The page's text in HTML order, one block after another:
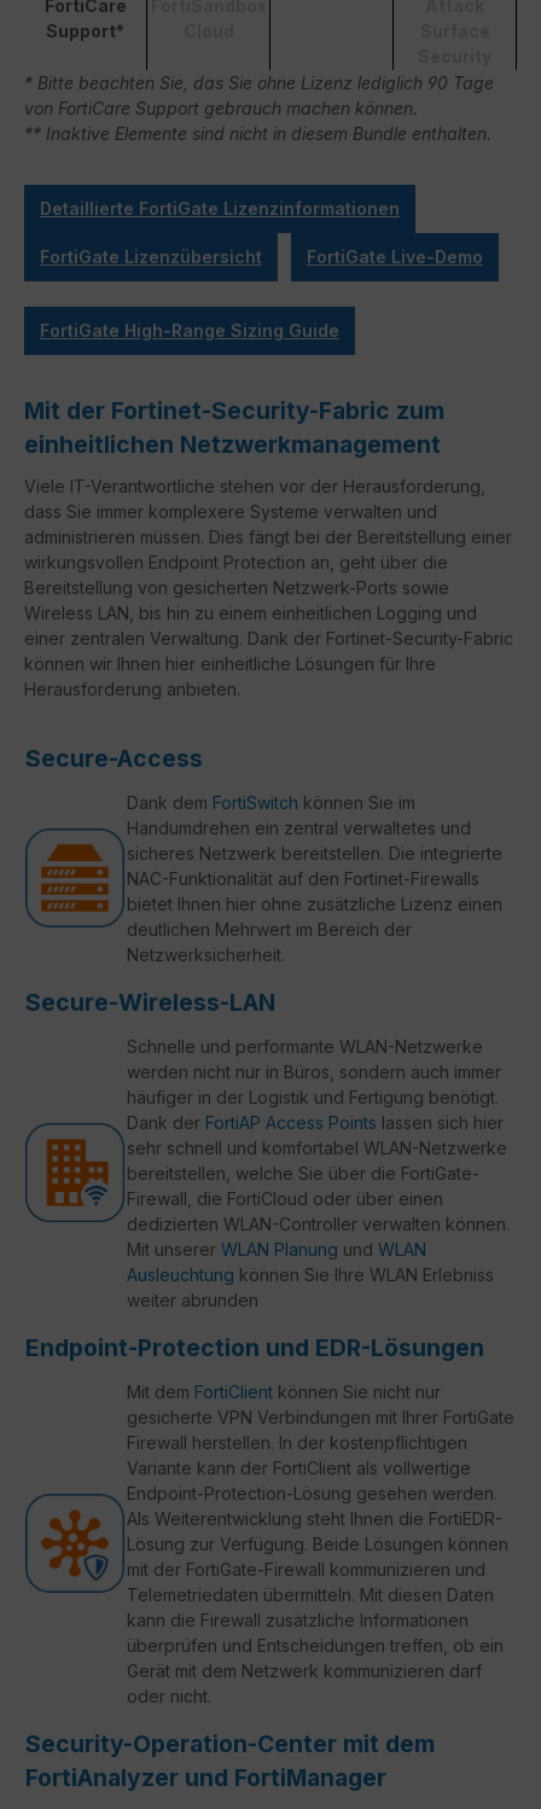
FortiCare
Support*
* Bitte beachten Sie, das Sie ohne Lizenz lediglich 90 Tage
von FortiCare Support gebrauch machen können.
** Inaktive Elemente sind nicht in diesem Bundle enthalten.
Detaillierte FortiGate Lizenzinformationen
FortiGate Lizenzübersicht FortiGate Live-Demo
FortiGate High-Range Sizing Guide
Mit der Fortinet-Security-Fabric zum
einheitlichen Netzwerkmanagement
Viele IT-Verantwortliche stehen vor der Herausforderung,
dass Sie immer komplexere Systeme verwalten und
administrieren müssen. Dies fängt bei der Bereitstellung einer
wirkungsvollen Endpoint Protection an, geht über die
Bereitstellung von gesicherten Netzwerk-Ports sowie
Wireless LAN, bis hin zu einem einheitlichen Logging und
einer zentralen Verwaltung. Dank der Fortinet-Security-Fabric
können wir Ihnen hier einheitliche Lösungen für Ihre
Herausforderung anbieten.
Secure-Access
Dank dem FortiSwitch können Sie im
Handumdrehen ein zentral verwaltetes und
sicheres Netzwerk bereitstellen. Die integrierte
NAC-Funktionalität auf den Fortinet-Firewalls
bietet Ihnen hier ohne zusätzliche Lizenz einen
deutlichen Mehrwert im Bereich der
Netzwerksicherheit.
Secure-Wireless-LAN
Schnelle und performante WLAN-Netzwerke
werden nicht nur in Büros, sondern auch immer
häufiger in der Logistik und Fertigung benötigt.
Dank der FortiAP Access Points lassen sich hier
sehr schnell und komfortabel WLAN-Netzwerke
bereitstellen, welche Sie über die FortiGate-
Firewall, die FortiCloud oder über einen
dedizierten WLAN-Controller verwalten können.
Mit unserer WLAN Planung und WLAN
Ausleuchtung können Sie Ihre WLAN Erlebniss
weiter abrunden
Endpoint-Protection und EDR-Lösungen
Mit dem FortiClient können Sie nicht nur
gesicherte VPN Verbindungen mit Ihrer FortiGate
Firewall herstellen. In der kostenpflichtigen
Variante kann der FortiClient als vollwertige
Endpoint-Protection-Lösung gesehen werden.
Als Weiterentwicklung steht Ihnen die FortiEDR-
Lösung zur Verfügung. Beide Lösungen können
mit der FortiGate-Firewall kommunizieren und
Telemetriedaten übermitteln. Mit diesen Daten
kann die Firewall zusätzliche Informationen
überprüfen und Entscheidungen treffen, ob ein
Gerät mit dem Netzwerk kommunizieren darf
oder nicht.
Security-Operation-Center mit dem
FortiAnalyzer und FortiManager